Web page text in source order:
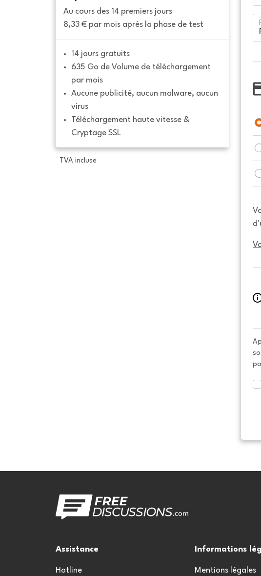
Au cours des 14 premiers jours
8,33 € par mois après la phase de test
14 jours gratuits
635 Go de Volume de téléchargement
par mois
Aucune publicité, aucun malware, aucun
virus
Téléchargement haute vitesse &
Cryptage SSL
TVA incluse
Assistance
Hotline
Informations
Mentions légales